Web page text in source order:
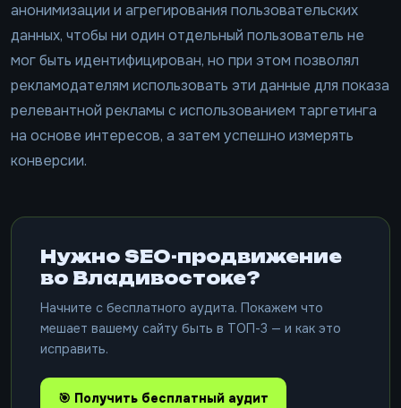
анонимизации и агрегирования пользовательских
данных, чтобы ни один отдельный пользователь не
мог быть идентифицирован, но при этом позволял
рекламодателям использовать эти данные для показа
релевантной рекламы с использованием таргетинга
на основе интересов, а затем успешно измерять
конверсии.
Нужно SEO-продвижение
во Владивостоке?
Начните с бесплатного аудита. Покажем что
мешает вашему сайту быть в ТОП-3 — и как это
исправить.
🎯 Получить бесплатный аудит